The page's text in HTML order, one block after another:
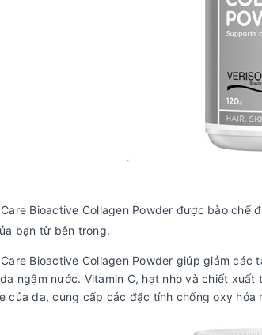
Bioactive Collagen Powder được bào chế
bạn từ bên trong.
Bioactive Collagen Powder giúp giảm
ngậm nước. Vitamin C, hạt nho và chiết
của da, cung cấp các đặc tính chống oxy